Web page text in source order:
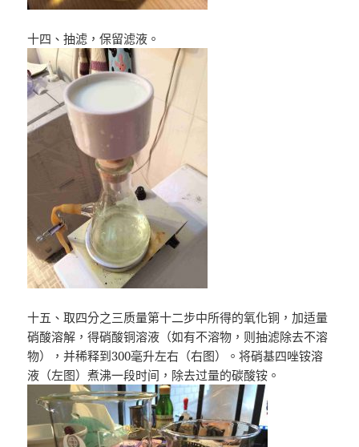
十四、抽滤，保留滤液。
十五、取四分之三质量第十二步中所得的氧化铜，加适量
硝酸溶解，得硝酸铜溶液（如有不溶物，则抽滤除去不溶
物），并稀释到300毫升左右（右图）。将硝基四唑铵溶
液（左图）煮沸一段时间，除去过量的碳酸铵。